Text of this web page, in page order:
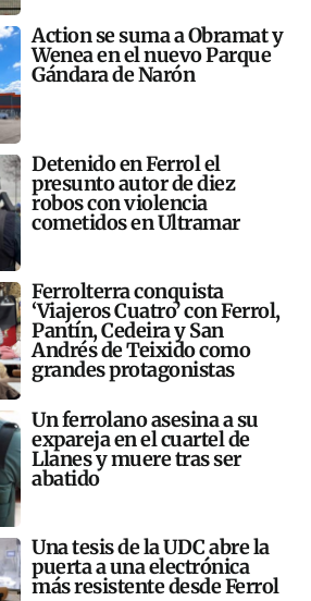
Action se suma a Obramat y
Wenea en el nuevo Parque
Gándara de Narón
Detenido en Ferrol el
presunto autor de diez
robos con violencia
cometidos en Ultramar
Ferrolterra conquista
‘Viajeros Cuatro’ con Ferrol,
Pantín, Cedeira y San
Andrés de Teixido como
grandes protagonistas
Un ferrolano asesina a su
expareja en el cuartel de
Llanes y muere tras ser
abatido
Una tesis de la UDC abre la
puerta a una electrónica
más resistente desde Ferrol